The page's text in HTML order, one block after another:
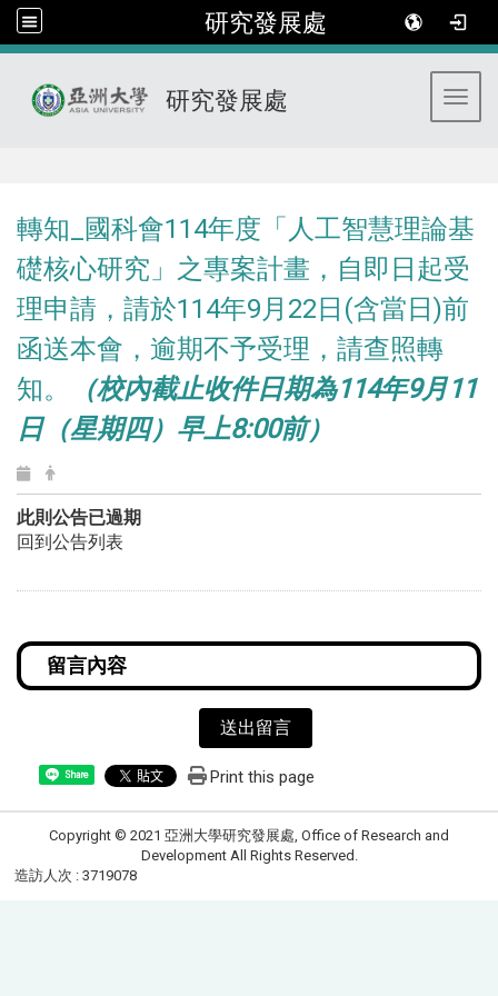
研究發展處
研究發展處
轉知_國科會114年度「人工智慧理論基
礎核心研究」之專案計畫，自即日起受
理申請，請於114年9月22日(含當日)前
函送本會，逾期不予受理，請查照轉
知。
（校內截止收件日期為114年9月11
日（星期四）早上8:00前）
此則公告已過期
回到公告列表
送出留言
Share Print this page
Copyright © 2021 亞洲大學研究發展處, Office of Research and
Development All Rights Reserved.
造訪人次 : 3719078